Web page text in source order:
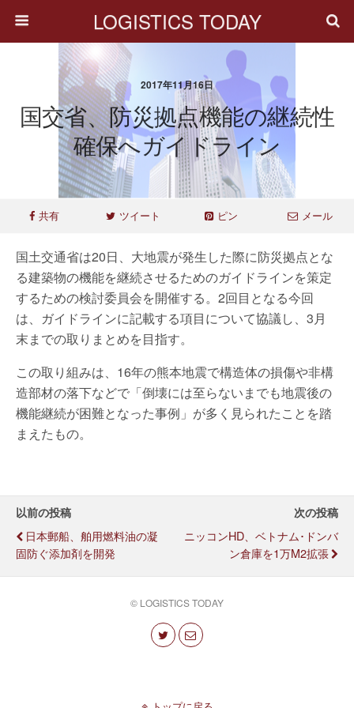
LOGISTICS TODAY
2017年11月16日
国交省、防災拠点機能の継続性
確保へガイドライン
共有 ツイート ピン メール
国土交通省は20日、大地震が発生した際に防災拠点とな
る建築物の機能を継続させるためのガイドラインを策定
するための検討委員会を開催する。2回目となる今回
は、ガイドラインに記載する項目について協議し、3月
末までの取りまとめを目指す。
この取り組みは、16年の熊本地震で構造体の損傷や非構
造部材の落下などで「倒壊には至らないまでも地震後の
機能継続が困難となった事例」が多く見られたことを踏
まえたもの。
以前の投稿
日本郵船、舶用燃料油の凝
固防ぐ添加剤を開発
次の投稿
ニッコンHD、ベトナム･ドンバ
ン倉庫を1万m2拡張
© LOGISTICS TODAY